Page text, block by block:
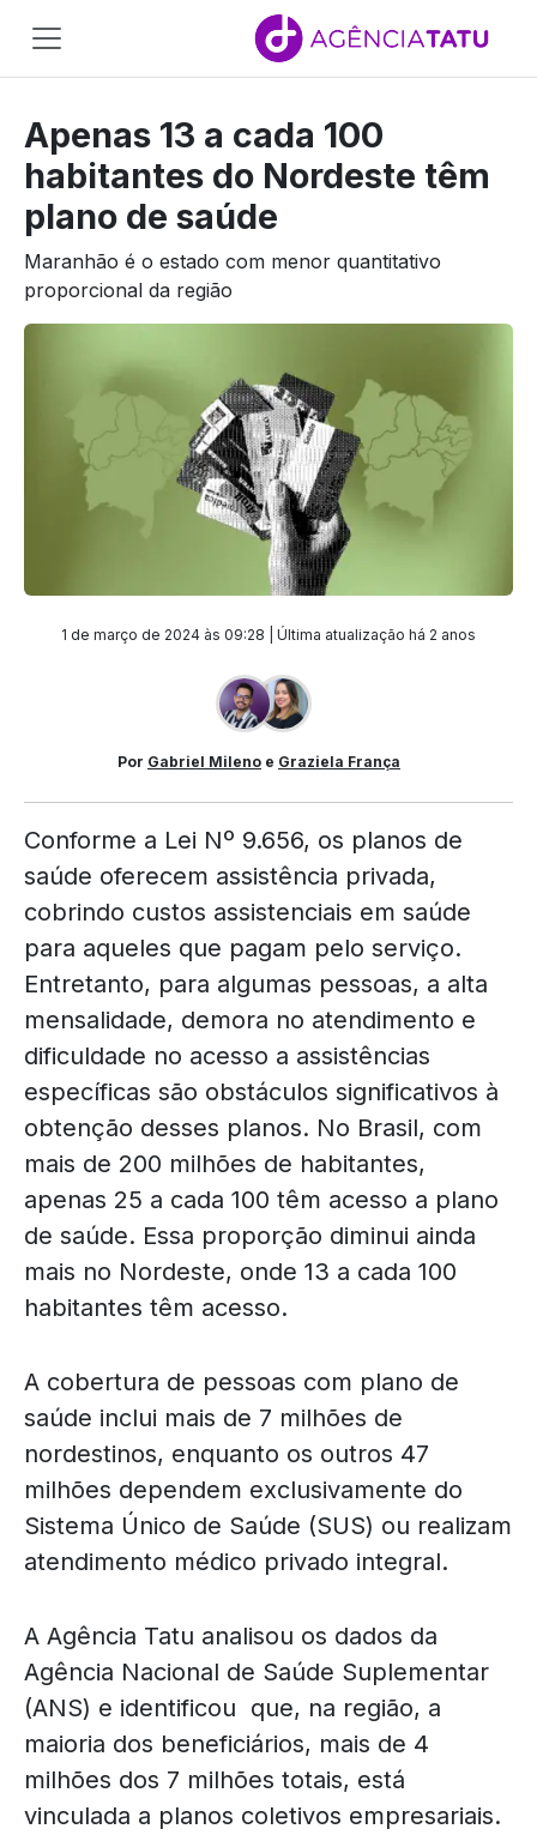
Pular para o conteúdo
Main
Apenas 13 a cada 100
habitantes do Nordeste têm
plano de saúde
Maranhão é o estado com menor quantitativo
proporcional da região
1 de março de 2024 às 09:28 | Última atualização há 2 anos
Por Gabriel Mileno e Graziela França
Conforme a Lei Nº 9.656, os planos de
saúde oferecem assistência privada,
cobrindo custos assistenciais em saúde
para aqueles que pagam pelo serviço.
Entretanto, para algumas pessoas, a alta
mensalidade, demora no atendimento e
dificuldade no acesso a assistências
específicas são obstáculos significativos à
obtenção desses planos. No Brasil, com
mais de 200 milhões de habitantes,
apenas 25 a cada 100 têm acesso a plano
de saúde. Essa proporção diminui ainda
mais no Nordeste, onde 13 a cada 100
habitantes têm acesso.
A cobertura de pessoas com plano de
saúde inclui mais de 7 milhões de
nordestinos, enquanto os outros 47
milhões dependem exclusivamente do
Sistema Único de Saúde (SUS) ou realizam
atendimento médico privado integral.
A Agência Tatu analisou os dados da
Agência Nacional de Saúde Suplementar
(ANS) e identificou que, na região, a
maioria dos beneficiários, mais de 4
milhões dos 7 milhões totais, está
vinculada a planos coletivos empresariais.